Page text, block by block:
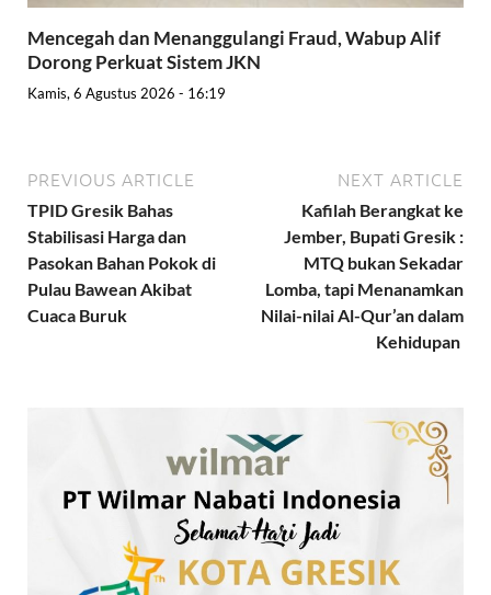
Mencegah dan Menanggulangi Fraud, Wabup Alif
Dorong Perkuat Sistem JKN
Kamis, 6 Agustus 2026 - 16:19
PREVIOUS ARTICLE
TPID Gresik Bahas
Stabilisasi Harga dan
Pasokan Bahan Pokok di
Pulau Bawean Akibat
Cuaca Buruk
NEXT ARTICLE
Kafilah Berangkat ke
Jember, Bupati Gresik :
MTQ bukan Sekadar
Lomba, tapi Menanamkan
Nilai-nilai Al-Qur’an dalam
Kehidupan